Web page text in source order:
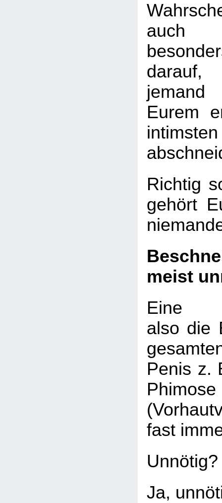
auch
Eurem
Richtig
gehört
meist
Eine
also die
Penis z.
Phimose
fast
Unnötig?
Ja,